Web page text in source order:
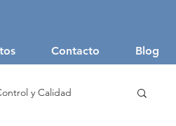
Contacto Blog
y Calidad